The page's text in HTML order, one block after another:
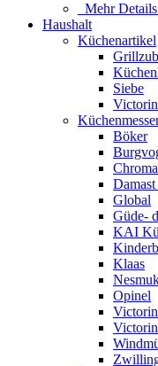
Mehr
Haushalt
Küchenartikel
Siebe
Böker
Global
Güde-
KAI
Klaas
Opinel